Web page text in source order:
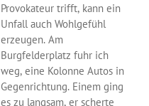
Provokateur trifft, kann ein
Unfall auch Wohlgefühl
erzeugen. Am
Burgfelderplatz fuhr ich
weg, eine Kolonne Autos in
Gegenrichtung. Einem ging
es zu langsam, er scherte